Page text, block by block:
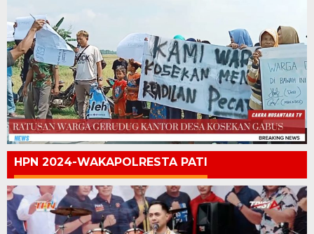
HPN 2024-WAKAPOLRESTA PATI